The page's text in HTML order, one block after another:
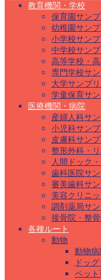
教育機関・学校
保育園サン
幼稚園サン
小学校サン
中学校サン
高等学校・
専門学校サ
大学サンプ
学童保育サ
医療機関・病院
産婦人科サ
小児科サン
皮膚科サン
整形外科・
人間ドック
歯科医院サ
審美歯科サ
美容クリニ
調剤薬局サ
接骨院・整
各種ルート
動物
動物
ドッ
ペッ